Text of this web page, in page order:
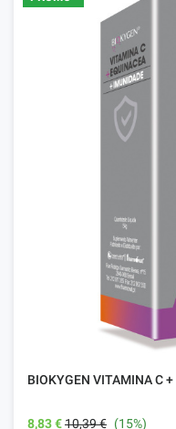
BIOKYGEN VITAMINA C
8,83 €10,39 € (15%)